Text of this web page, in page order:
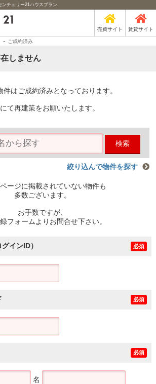
チュリー21ハウスプラン
売買サイト 賃貸サイト
- ご成約済み
しません
件はご成約済みとなっております。
て再建策をお願いたします。
検索
絞り込んで物件を探す
ージに掲載されていない物件も
多数ございます。
お手数ですが、
フォームよりお問合せ下さい。
インID） 必須
必須
必須
名